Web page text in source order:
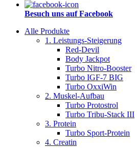
Besuch uns auf Facebook
Alle Produkte
1. Leistungs-Steigerung
Red-Devil
Body Jackpot
Turbo Nitro-Booster
Turbo IGF-7 BIG
Turbo OxxiWin
2. Muskel-Aufbau
Turbo Protostrol
Turbo Tribu-Stack III
3. Protein
Turbo Sport-Protein
4. Creatin